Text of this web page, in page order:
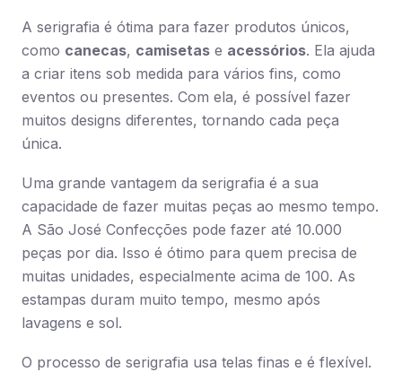
A serigrafia é ótima para fazer produtos únicos,
como canecas, camisetas e acessórios. Ela ajuda
a criar itens sob medida para vários fins, como
eventos ou presentes. Com ela, é possível fazer
muitos designs diferentes, tornando cada peça
única.
Uma grande vantagem da serigrafia é a sua
capacidade de fazer muitas peças ao mesmo tempo.
A São José Confecções pode fazer até 10.000
peças por dia. Isso é ótimo para quem precisa de
muitas unidades, especialmente acima de 100. As
estampas duram muito tempo, mesmo após
lavagens e sol.
O processo de serigrafia usa telas finas e é flexível.